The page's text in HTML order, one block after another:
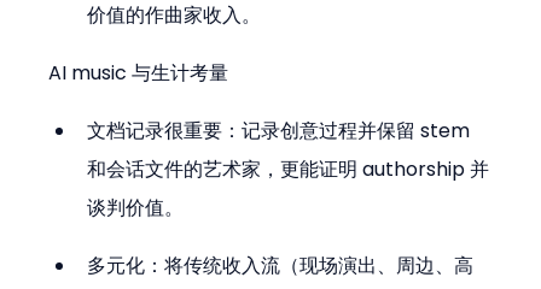
价值的作曲家收入。
AI music 与生计考量
文档记录很重要：记录创意过程并保留 stem
和会话文件的艺术家，更能证明 authorship 并
谈判价值。
多元化：将传统收入流（现场演出、周边、高